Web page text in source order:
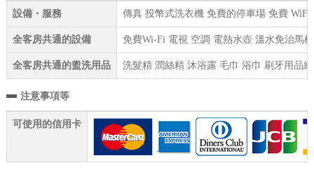
設備・服務 傳真 投幣式洗衣機 免費的停車場 免費
全客房共通的設備 免費Wi-Fi 電視 空調 電熱水壺 溫水免治馬
全客房共通的盥洗用品 洗髮精 潤絲精 沐浴露 毛巾 浴巾 刷牙用品
注意事項等
可使用的信用卡